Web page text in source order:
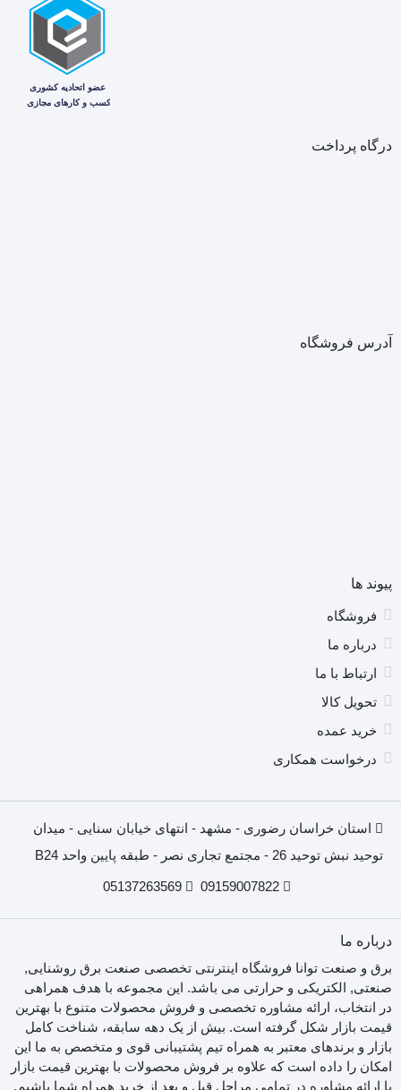
درگاه پرداخت
آدرس فروشگاه
پیوند ها
فروشگاه
درباره ما
ارتباط با ما
تحویل کالا
خرید عمده
درخواست همکاری
استان خراسان رضوری - مشهد - انتهای خیابان سنایی - میدان
توحید نبش توحید 26 - مجتمع تجاری نصر - طبقه پایین واحد B24
09159007822
05137263569
درباره ما
برق و صنعت توانا فروشگاه اینترنتی تخصصی صنعت برق روشنایی,
صنعتی, الکتریکی و حرارتی می باشد. این مجموعه با هدف همراهی
در انتخاب، ارائه مشاوره تخصصی و فروش محصولات متنوع با بهترین
قیمت بازار شکل گرفته است. بیش از یک دهه سابقه، شناخت کامل
بازار و برندهای معتبر به همراه تیم پشتیبانی قوی و متخصص به ما این
امکان را داده است که علاوه بر فروش محصولات با بهترین قیمت بازار
با ارائه مشاوره در تمامی مراحل قبل و بعد از خرید همراه شما باشیم.